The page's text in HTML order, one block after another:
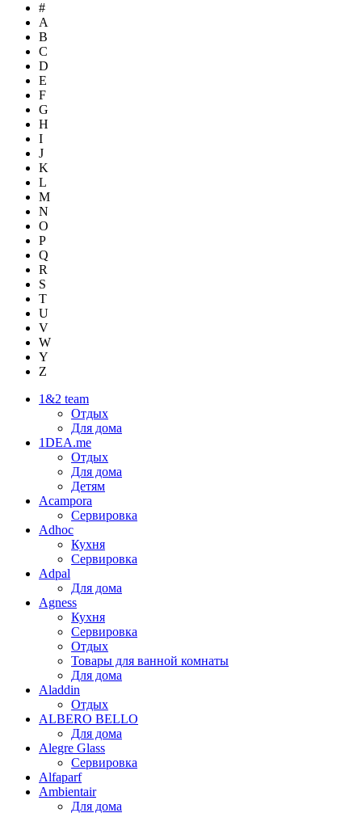
#
A
B
C
D
E
F
G
H
I
J
K
L
M
N
O
P
Q
R
S
T
U
V
W
Y
Z
1&2 team
Отдых
Для дома
1DEA.me
Отдых
Для дома
Детям
Acampora
Сервировка
Adhoc
Кухня
Сервировка
Adpal
Для дома
Agness
Кухня
Сервировка
Отдых
Товары для ванной комнаты
Для дома
Aladdin
Отдых
ALBERO BELLO
Для дома
Alegre Glass
Сервировка
Alfaparf
Ambientair
Для дома